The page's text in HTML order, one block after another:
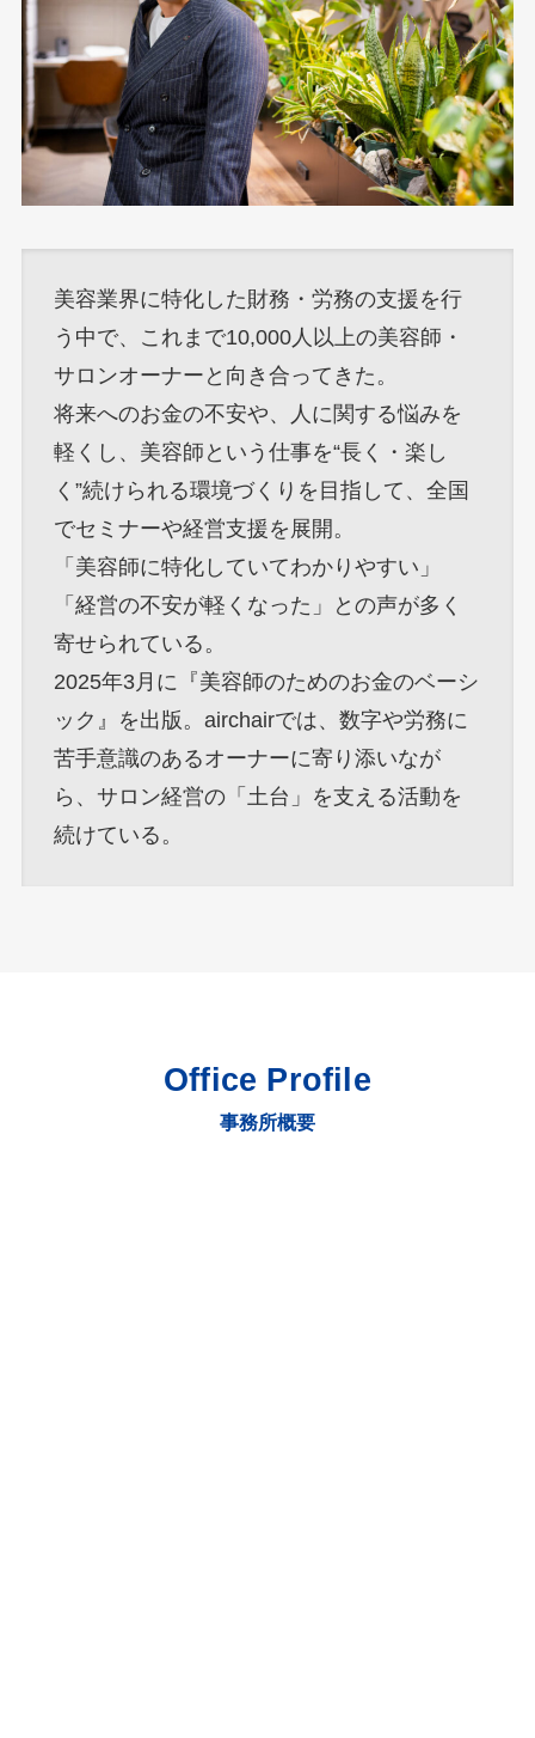
美容業界に特化した財務・労務の支援を行
う中で、これまで10,000人以上の美容師・
サロンオーナーと向き合ってきた。
将来へのお金の不安や、人に関する悩みを
軽くし、美容師という仕事を“長く・楽し
く”続けられる環境づくりを目指して、全国
でセミナーや経営支援を展開。
「美容師に特化していてわかりやすい」
「経営の不安が軽くなった」との声が多く
寄せられている。
2025年3月に『美容師のためのお金のベーシ
ック』を出版。airchairでは、数字や労務に
苦手意識のあるオーナーに寄り添いなが
ら、サロン経営の「土台」を支える活動を
続けている。
Office Profile
事務所概要